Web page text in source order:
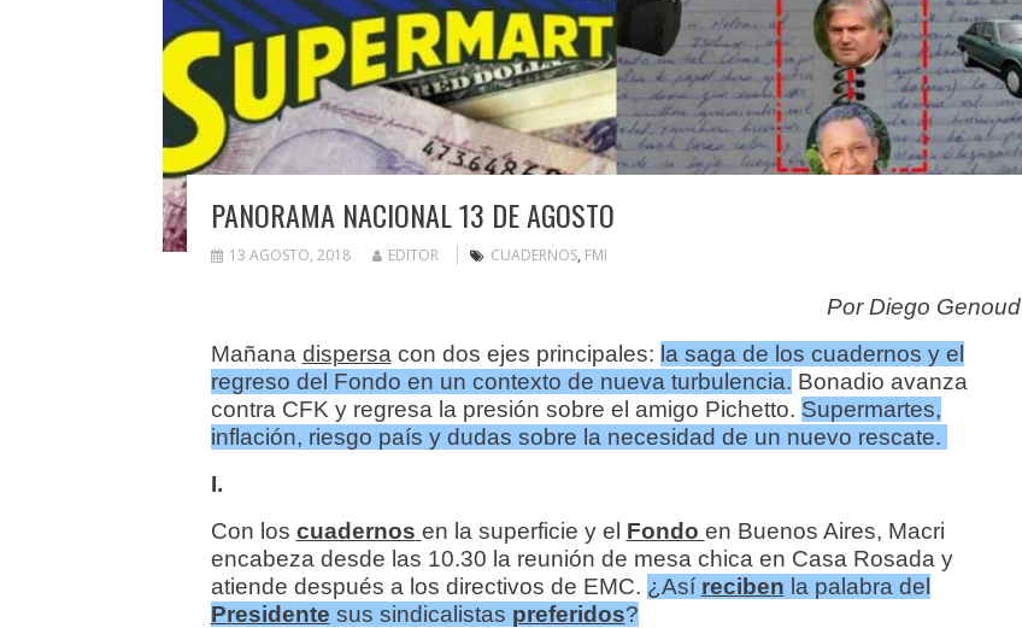
PANORAMA NACIONAL 13 DE AGOSTO
13 AGOSTO, 2018 EDITOR CUADERNOS, FMI
Por Diego Genoud
Mañana dispersa con dos ejes principales: la saga de los cuadernos y el
regreso del Fondo en un contexto de nueva turbulencia. Bonadio avanza
contra CFK y regresa la presión sobre el amigo Pichetto. Supermartes,
inflación, riesgo país y dudas sobre la necesidad de un nuevo rescate.
I.
Con los cuadernos en la superficie y el Fondo en Buenos Aires, Macri
encabeza desde las 10.30 la reunión de mesa chica en Casa Rosada y
atiende después a los directivos de EMC. ¿Así reciben la palabra del
Presidente sus sindicalistas preferidos?